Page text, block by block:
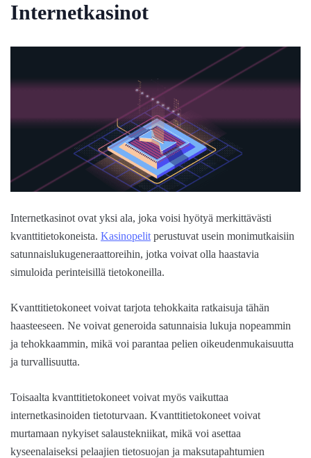
Internetkasinot
Internetkasinot ovat yksi ala, joka voisi hyötyä merkittävästi
kvanttitietokoneista. Kasinopelit perustuvat usein monimutkaisiin
satunnaislukugeneraattoreihin, jotka voivat olla haastavia
simuloida perinteisillä tietokoneilla.
Kvanttitietokoneet voivat tarjota tehokkaita ratkaisuja tähän
haasteeseen. Ne voivat generoida satunnaisia lukuja nopeammin
ja tehokkaammin, mikä voi parantaa pelien oikeudenmukaisuutta
ja turvallisuutta.
Toisaalta kvanttitietokoneet voivat myös vaikuttaa
internetkasinoiden tietoturvaan. Kvanttitietokoneet voivat
murtamaan nykyiset salaustekniikat, mikä voi asettaa
kyseenalaiseksi pelaajien tietosuojan ja maksutapahtumien